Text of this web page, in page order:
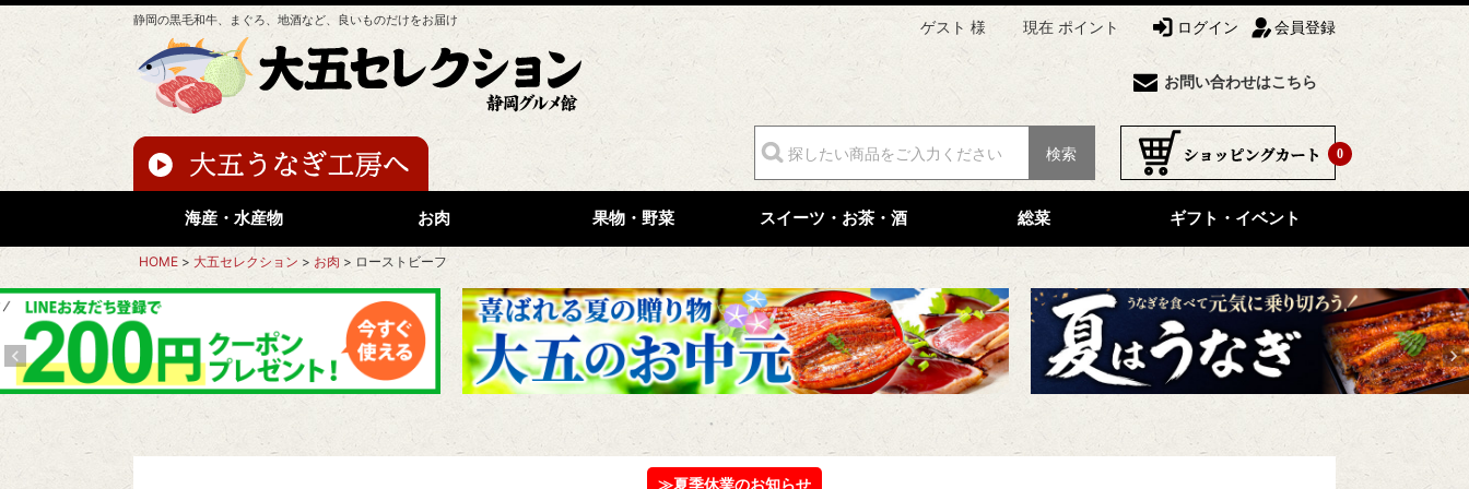
静岡の黒毛和牛、まぐろ、地酒など、良いものだけをお届け ゲスト 様 現在 ポイント ログイン 会員登録
お問い合わせはこちら
0
検索
海産・水産物 お肉 果物・野菜 スイーツ・お茶・酒 総菜 ギフト・イベント
HOME 大五セレクション お肉 ローストビーフ
≫夏季休業のお知らせ